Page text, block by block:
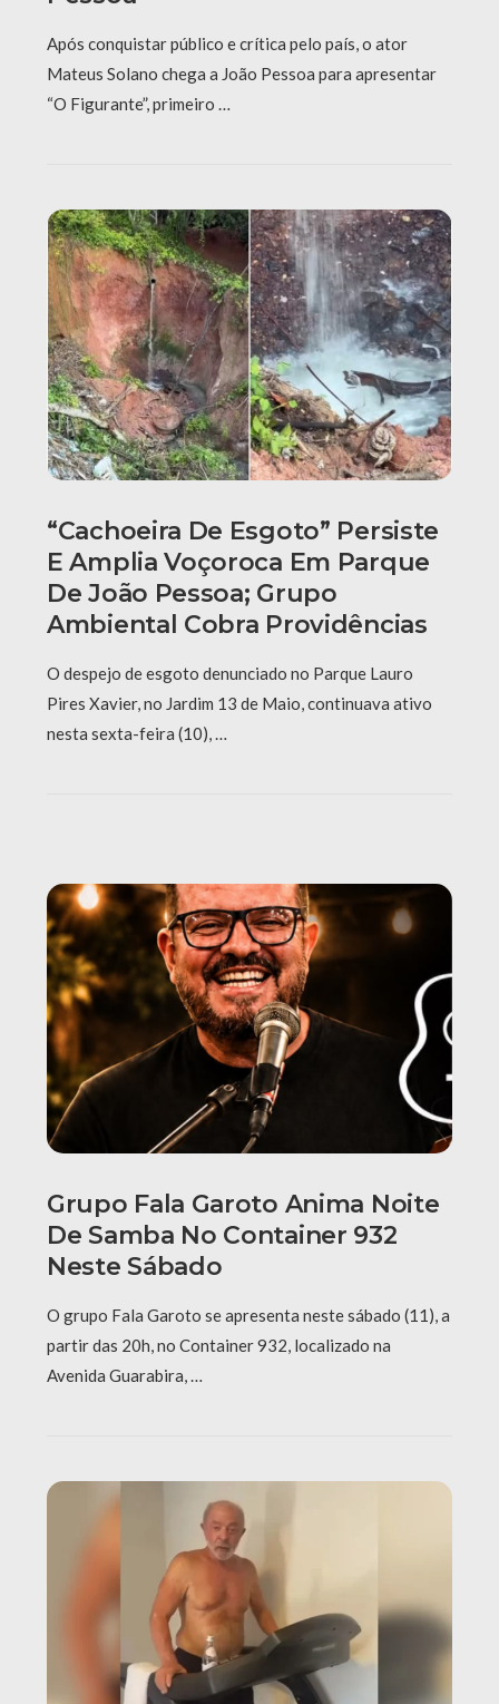
Após conquistar público e crítica pelo país, o ator
Mateus Solano chega a João Pessoa para apresentar
“O Figurante”, primeiro …
“Cachoeira De Esgoto” Persiste
E Amplia Voçoroca Em Parque
De João Pessoa; Grupo
Ambiental Cobra Providências
O despejo de esgoto denunciado no Parque Lauro
Pires Xavier, no Jardim 13 de Maio, continuava ativo
nesta sexta-feira (10), …
Grupo Fala Garoto Anima Noite
De Samba No Container 932
Neste Sábado
O grupo Fala Garoto se apresenta neste sábado (11), a
partir das 20h, no Container 932, localizado na
Avenida Guarabira, …